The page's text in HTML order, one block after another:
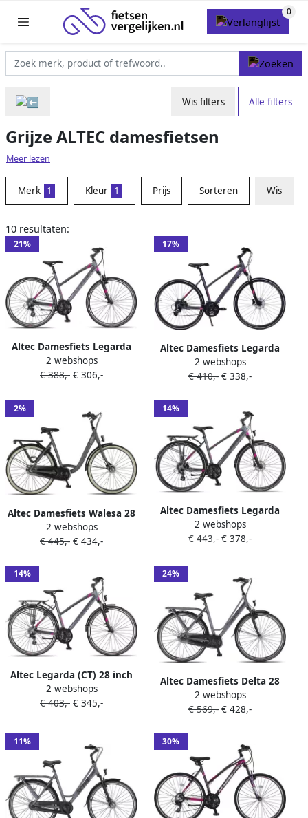
Wis filters Alle filters
Grijze ALTEC damesfietsen
Meer lezen
Merk 1 Kleur 1 Prijs Sorteren Wis
10 resultaten:
21%
Altec Damesfiets Legarda
28 Inch 49 cm Dames 24V V-
Brakes Antraciet
2 webshops
€ 388,- € 306,-
17%
Altec Damesfiets Legarda
28 Inch 49 cm Dames 24V
Hydraulische schijfrem
2 webshops
€ 410,- € 338,-
2%
Altec Damesfiets Walesa 28
Inch 50 cm Dames 3V
Rollerbrake Grijs
2 webshops
€ 445,- € 434,-
14%
Altec Damesfiets Legarda
28 Inch 49 cm Dames 24V
Hydraulische schijfrem
2 webshops
€ 443,- € 378,-
14%
Altec Legarda (CT) 28 inch
Damesfiets V-Brakes 24
Versn. Antraciet Pink
2 webshops
€ 403,- € 345,-
24%
Altec Damesfiets Delta 28
Inch 56 cm Dames 3V
Rollerbrake Matgrijs
2 webshops
€ 569,- € 428,-
11% 30%